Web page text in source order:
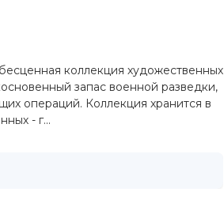
коллекция художественных
запас военной разведки,
операций. Коллекция хранится в
- г...